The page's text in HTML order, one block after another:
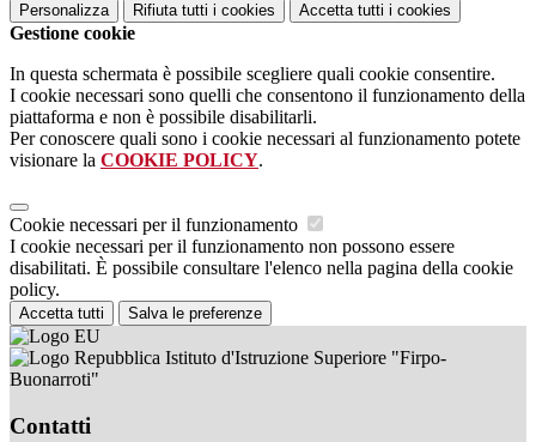
Personalizza Rifiuta tutti i cookies Accetta tutti i cookies
Gestione cookie
In questa schermata è possibile scegliere quali cookie consentire.
I cookie necessari sono quelli che consentono il funzionamento della
piattaforma e non è possibile disabilitarli.
Per conoscere quali sono i cookie necessari al funzionamento potete
visionare la COOKIE POLICY.
Cookie necessari per il funzionamento
I cookie necessari per il funzionamento non possono essere
disabilitati. È possibile consultare l'elenco nella pagina della cookie
policy.
Accetta tutti Salva le preferenze
Istituto d'Istruzione Superiore "Firpo-
Buonarroti"
Contatti